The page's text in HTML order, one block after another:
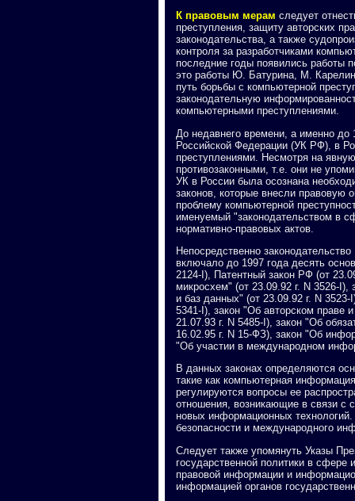
К правовым мерам следует
преступления, защиту авторских
законодательства, а также
контроля за разработчиками
последние годы появились работы
это работы Ю. Батурина, М.
путь борьбы с компьютерной
законодательную
компьютерными преступлениями.
До недавнего времени, а именно до
Российской Федерации (УК РФ), в
преступлениями. Несмотря на
противозаконными, т.е. они не
УК в России была осознана
законов, которые внесли правовую
проблему компьютерной
именуемый "законодательством в
нормативно-правовых актов.
Непосредственно
включало до 1997 года десять
2124-I), Патентный закон РФ (от
микросхем" (от 23.09.92 г. N 3526-
и баз данных" (от 23.09.92 г. N
5341-I), закон "Об авторском праве
21.07.93 г. N 5485-I), закон "Об
16.02.95 г. N 15-ФЗ), закон "Об
"Об участии в международном
В данных законах определяются
такие как компьютерная
регулируются вопросы ее
отношения, возникающие в связи с
новых информационных
безопасности и международного
Следует также упомянуть Указы
государственной политики в
правовой информации и
информацией органов